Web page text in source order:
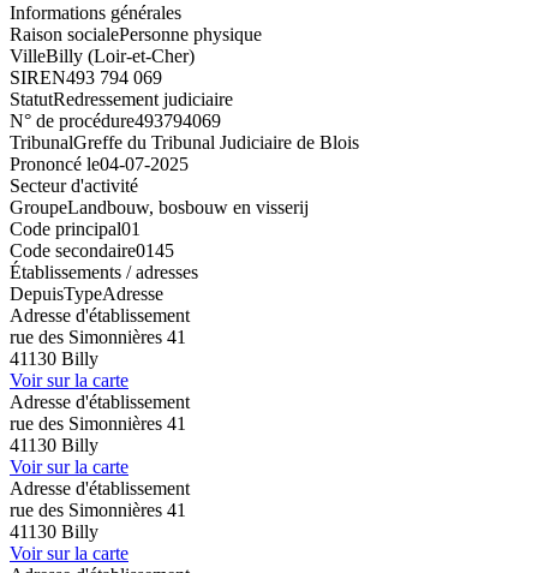
Informations générales
Raison socialePersonne physique
VilleBilly (Loir-et-Cher)
SIREN493 794 069
StatutRedressement judiciaire
N° de procédure493794069
TribunalGreffe du Tribunal Judiciaire de Blois
Prononcé le04-07-2025
Secteur d'activité
GroupeLandbouw, bosbouw en visserij
Code principal01
Code secondaire0145
Établissements / adresses
DepuisTypeAdresse
Adresse d'établissement
rue des Simonnières 41
41130 Billy
Voir sur la carte
Adresse d'établissement
rue des Simonnières 41
41130 Billy
Voir sur la carte
Adresse d'établissement
rue des Simonnières 41
41130 Billy
Voir sur la carte